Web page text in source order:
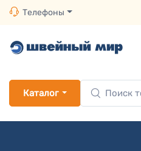
Телефоны
Каталог